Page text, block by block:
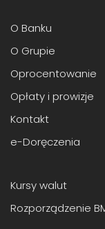
O Banku
O Grupie
Oprocentowanie
Opłaty i prowizje
Kontakt
e-Doręczenia
Kursy walut
Rozporządzenie